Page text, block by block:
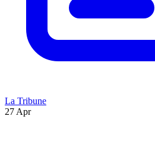
La Tribune
27 Apr